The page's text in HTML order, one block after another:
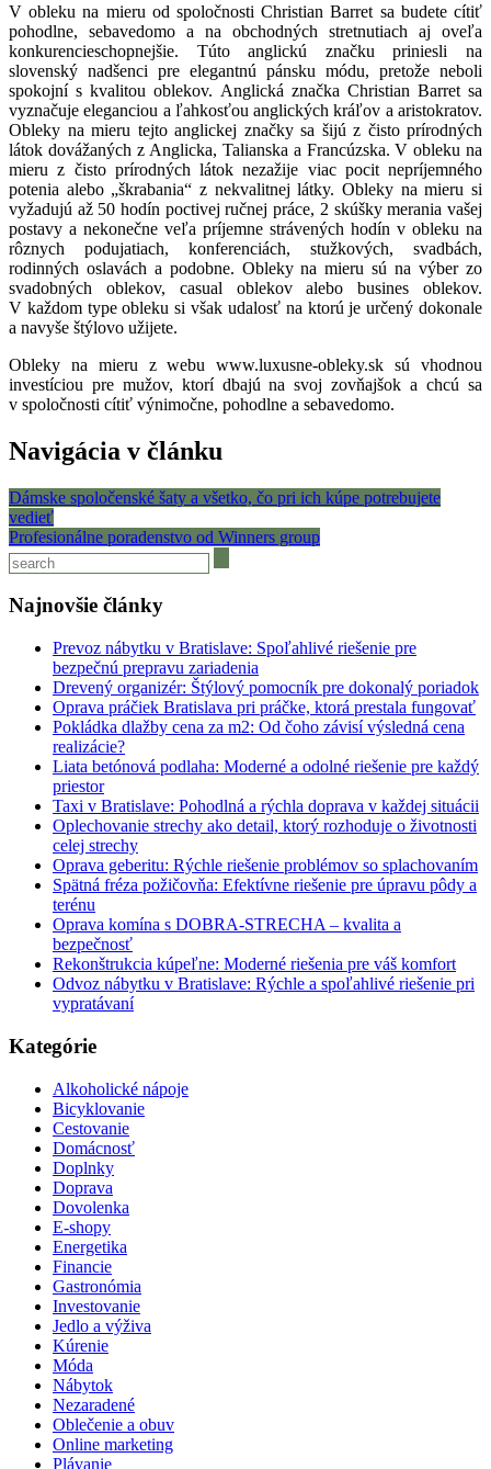
V obleku na mieru od spoločnosti Christian Barret sa budete cítiť
pohodlne, sebavedomo a na obchodných stretnutiach aj oveľa
konkurencieschopnejšie. Túto anglickú značku priniesli na
slovenský nadšenci pre elegantnú pánsku módu, pretože neboli
spokojní s kvalitou oblekov. Anglická značka Christian Barret sa
vyznačuje eleganciou a ľahkosťou anglických kráľov a aristokratov.
Obleky na mieru tejto anglickej značky sa šijú z čisto prírodných
látok dovážaných z Anglicka, Talianska a Francúzska. V obleku na
mieru z čisto prírodných látok nezažije viac pocit nepríjemného
potenia alebo „škrabania“ z nekvalitnej látky. Obleky na mieru si
vyžadujú až 50 hodín poctivej ručnej práce, 2 skúšky merania vašej
postavy a nekonečne veľa príjemne strávených hodín v obleku na
rôznych podujatiach, konferenciách, stužkových, svadbách,
rodinných oslavách a podobne. Obleky na mieru sú na výber zo
svadobných oblekov, casual oblekov alebo busines oblekov.
V každom type obleku si však udalosť na ktorú je určený dokonale
a navyše štýlovo užijete.
Obleky na mieru z webu www.luxusne-obleky.sk sú vhodnou
investíciou pre mužov, ktorí dbajú na svoj zovňajšok a chcú sa
v spoločnosti cítiť výnimočne, pohodlne a sebavedomo.
Navigácia v článku
Dámske spoločenské šaty a všetko, čo pri ich kúpe potrebujete
vedieť
Profesionálne poradenstvo od Winners group
Najnovšie články
Prevoz nábytku v Bratislave: Spoľahlivé riešenie pre
bezpečnú prepravu zariadenia
Drevený organizér: Štýlový pomocník pre dokonalý poriadok
Oprava práčiek Bratislava pri práčke, ktorá prestala fungovať
Pokládka dlažby cena za m2: Od čoho závisí výsledná cena
realizácie?
Liata betónová podlaha: Moderné a odolné riešenie pre každý
priestor
Taxi v Bratislave: Pohodlná a rýchla doprava v každej situácii
Oplechovanie strechy ako detail, ktorý rozhoduje o životnosti
celej strechy
Oprava geberitu: Rýchle riešenie problémov so splachovaním
Spätná fréza požičovňa: Efektívne riešenie pre úpravu pôdy a
terénu
Oprava komína s DOBRA-STRECHA – kvalita a
bezpečnosť
Rekonštrukcia kúpeľne: Moderné riešenia pre váš komfort
Odvoz nábytku v Bratislave: Rýchle a spoľahlivé riešenie pri
vypratávaní
Kategórie
Alkoholické nápoje
Bicyklovanie
Cestovanie
Domácnosť
Doplnky
Doprava
Dovolenka
E-shopy
Energetika
Financie
Gastronómia
Investovanie
Jedlo a výživa
Kúrenie
Móda
Nábytok
Nezaradené
Oblečenie a obuv
Online marketing
Plávanie